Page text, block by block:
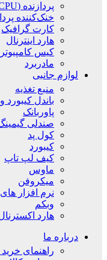
پردازنده (CPU)
خنک‌کننده
کارت گرافیک
هارد اینترنال
کیس کامپیوتر
مادربرد
لوازم جانبی
منبع تغذیه
باندل
پاوربانک
صندلی
کول پد
کیبورد
کیف لپ تاپ
ماوس
میکروفن
نرم افزار
وبکم
هارد
درباره ما
راهنمای خرید